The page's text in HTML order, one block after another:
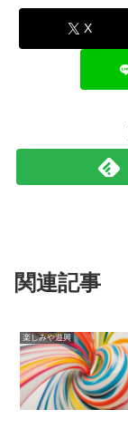
X
関連記事
楽しみや遊興